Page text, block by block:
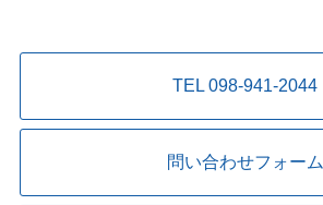
TEL 098-941-2044
問い合わせフォーム